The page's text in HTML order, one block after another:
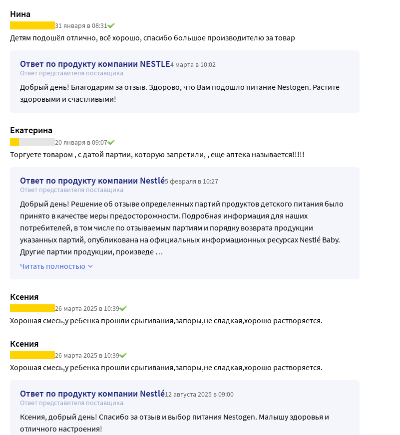
Нина
31 января в 08:31
Детям подошёл отлично, всё хорошо, спасибо большое производителю за товар
Ответ по продукту компании NESTLE4 марта в 10:02
Ответ представителя поставщика
Добрый день! Благодарим за отзыв. Здорово, что Вам подошло питание Nestogen. Растите
здоровыми и счастливыми!
Екатерина
20 января в 09:07
Торгуете товаром , с датой партии, которую запретили, , еще аптека называется!!!!!
Ответ по продукту компании Nestlé5 февраля в 10:27
Ответ представителя поставщика
Добрый день! Решение об отзыве определенных партий продуктов детского питания было
принято в качестве меры предосторожности. Подробная информация для наших
потребителей, в том числе по отзываемым партиям и порядку возврата продукции
указанных партий, опубликована на официальных информационных ресурсах Nestlé Baby.
Другие партии продукции, произведе …
Читать полностью
Ксения
26 марта 2025 в 10:39
Хорошая смесь,у ребенка прошли срыгивания,запоры,не сладкая,хорошо растворяется.
Ксения
26 марта 2025 в 10:39
Хорошая смесь,у ребенка прошли срыгивания,запоры,не сладкая,хорошо растворяется.
Ответ по продукту компании Nestlé12 августа 2025 в 09:00
Ответ представителя поставщика
Ксения, добрый день! Спасибо за отзыв и выбор питания Nestogen. Малышу здоровья и
отличного настроения!